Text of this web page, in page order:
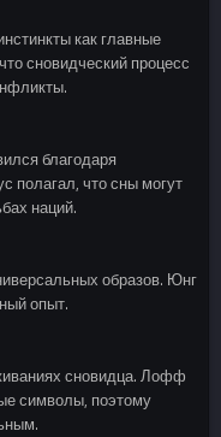
как главные
сновидческий процесс
благодаря
полагал, что сны могут
наций.
образов. Юнг
опыт.
сновидца. Лофф
символы, поэтому